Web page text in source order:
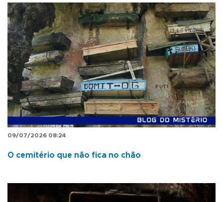
09/07/2026 08:24
O cemitério que não fica no chão